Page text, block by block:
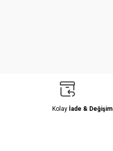
Kolay İade & Değişim